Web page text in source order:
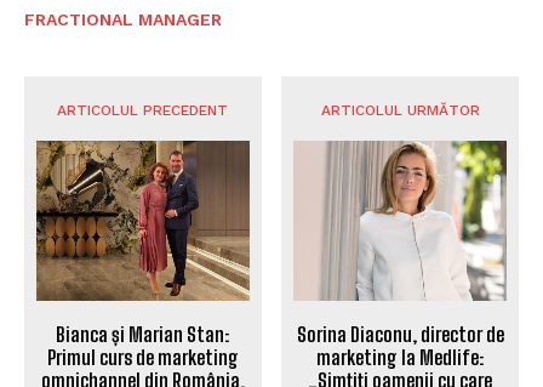
FRACTIONAL MANAGER
ARTICOLUL PRECEDENT
Bianca și Marian Stan:
Primul curs de marketing
omnichannel din România,
ARTICOLUL URMĂTOR
Sorina Diaconu, director de
marketing la Medlife:
„Simțiți oamenii cu care